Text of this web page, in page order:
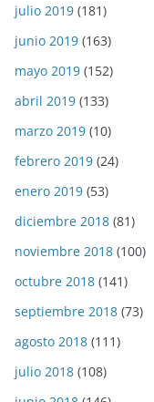
julio 2019 (181)
junio 2019 (163)
mayo 2019 (152)
abril 2019 (133)
marzo 2019 (10)
febrero 2019 (24)
enero 2019 (53)
diciembre 2018 (81)
noviembre 2018 (100)
octubre 2018 (141)
septiembre 2018 (73)
agosto 2018 (111)
julio 2018 (108)